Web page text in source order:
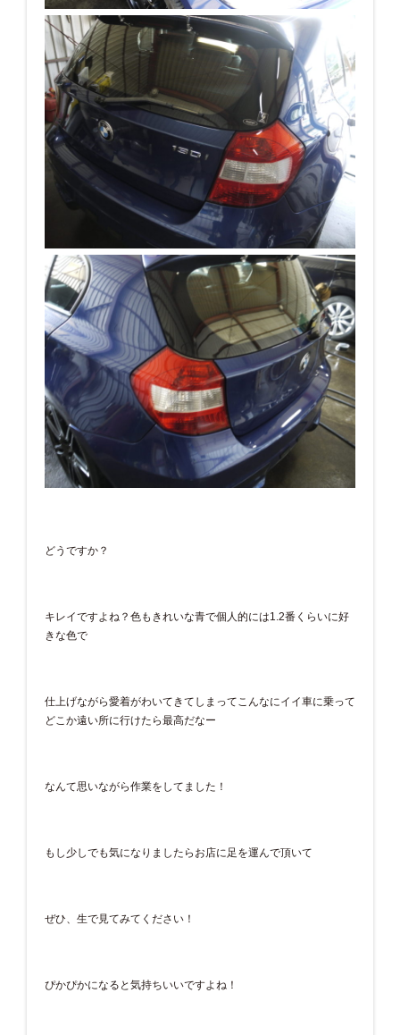
どうですか？
キレイですよね？色もきれいな青で個人的には1.2番くらいに好
きな色で
仕上げながら愛着がわいてきてしまってこんなにイイ車に乗って
どこか遠い所に行けたら最高だなー
なんて思いながら作業をしてました！
もし少しでも気になりましたらお店に足を運んで頂いて
ぜひ、生で見てみてください！
ぴかぴかになると気持ちいいですよね！